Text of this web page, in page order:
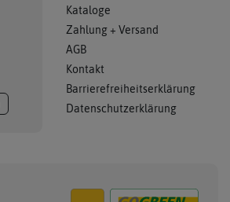
Kataloge
Zahlung + Versand
AGB
Kontakt
Barrierefreiheitserklärung
Datenschutzerklärung